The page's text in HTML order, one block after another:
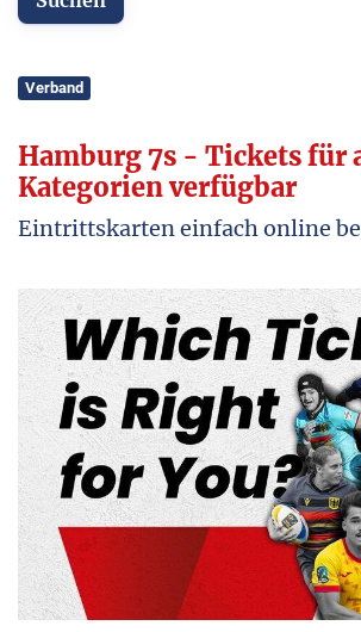
Verband
Hamburg 7s - Tickets für
Kategorien verfügbar
Eintrittskarten einfach online